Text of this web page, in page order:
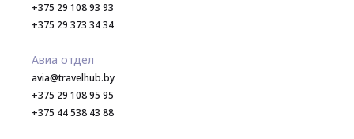
+375 29 108 93 93
+375 29 373 34 34
Авиа отдел
avia@travelhub.by
+375 29 108 95 95
+375 44 538 43 88